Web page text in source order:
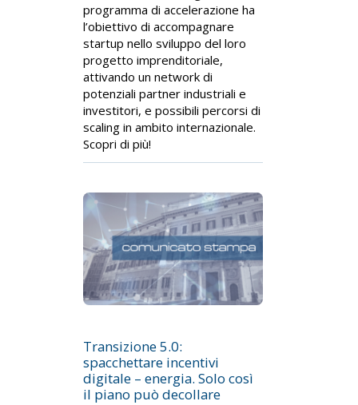
programma di accelerazione ha
l’obiettivo di accompagnare
startup nello sviluppo del loro
progetto imprenditoriale,
attivando un network di
potenziali partner industriali e
investitori, e possibili percorsi di
scaling in ambito internazionale.
Scopri di più!
Transizione 5.0:
spacchettare incentivi
digitale – energia. Solo così
il piano può decollare